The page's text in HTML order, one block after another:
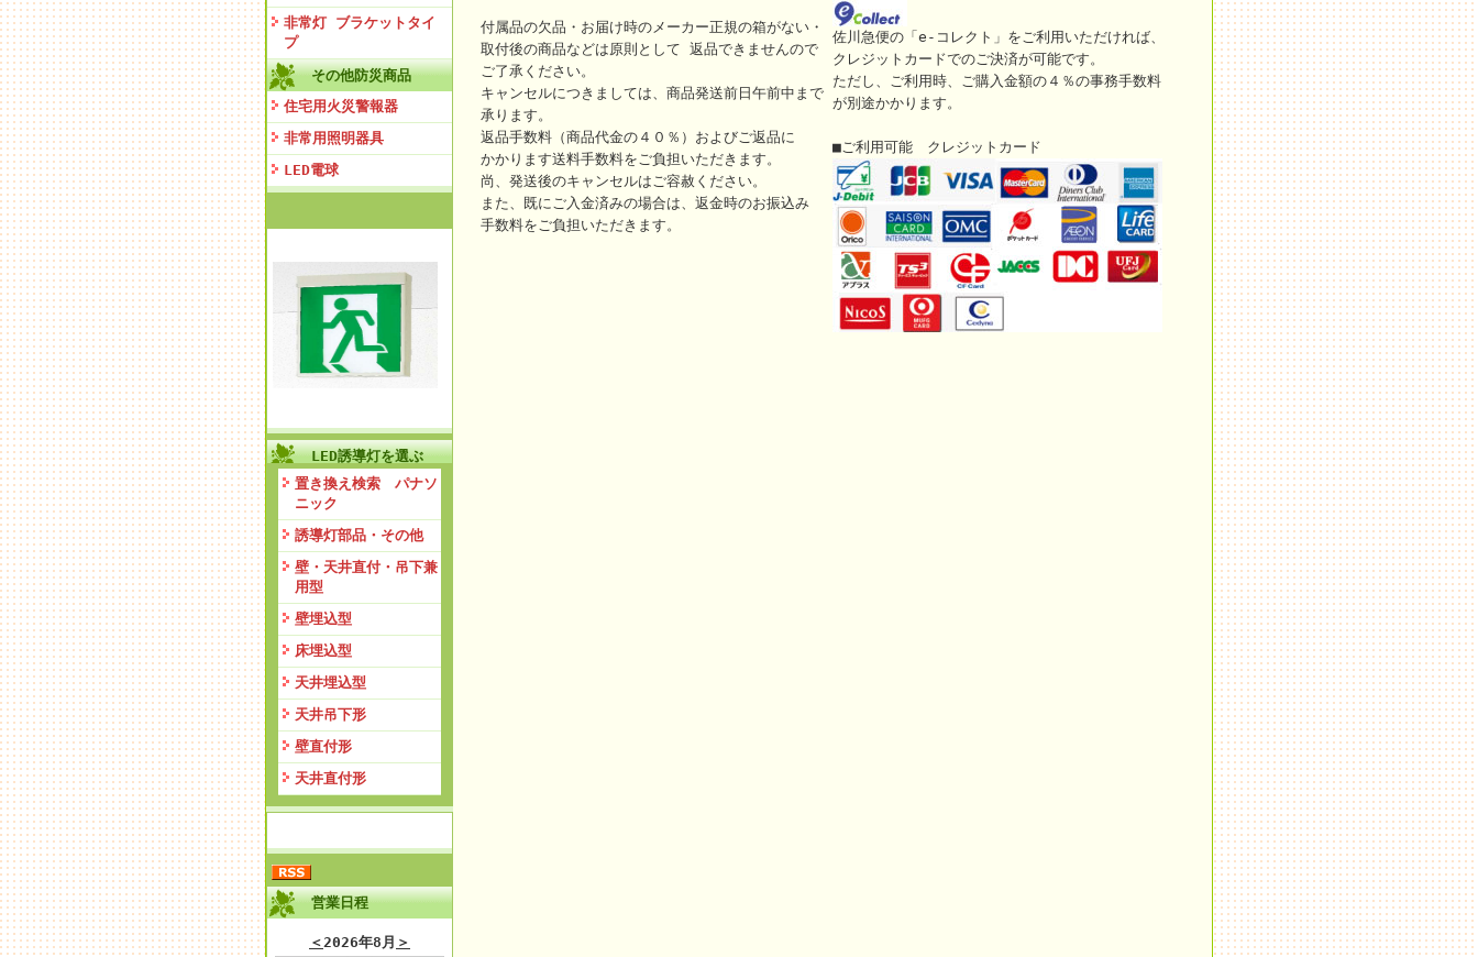
非常灯 ブラケットタイ
プ
その他防災商品
住宅用火災警報器
非常用照明器具
LED電球
LED誘導灯を選ぶ
置き換え検索 パナソ
ニック
誘導灯部品・その他
壁・天井直付・吊下兼
用型
壁埋込型
床埋込型
天井埋込型
天井吊下形
壁直付形
天井直付形
営業日程
＜ 2026年8月 ＞
付属品の欠品・お届け時のメーカー正規の箱がない・
取付後の商品などは原則として 返品できませんので
ご了承ください。
キャンセルにつきましては、商品発送前日午前中まで
承ります。
返品手数料（商品代金の４０％）およびご返品に
かかります送料手数料をご負担いただきます。
尚、発送後のキャンセルはご容赦ください。
また、既にご入金済みの場合は、返金時のお振込み
手数料をご負担いただきます。
佐川急便の「e-コレクト」をご利用いただければ、
クレジットカードでのご決済が可能です。
ただし、ご利用時、ご購入金額の４％の事務手数料
が別途かかります。
■ご利用可能 クレジットカード